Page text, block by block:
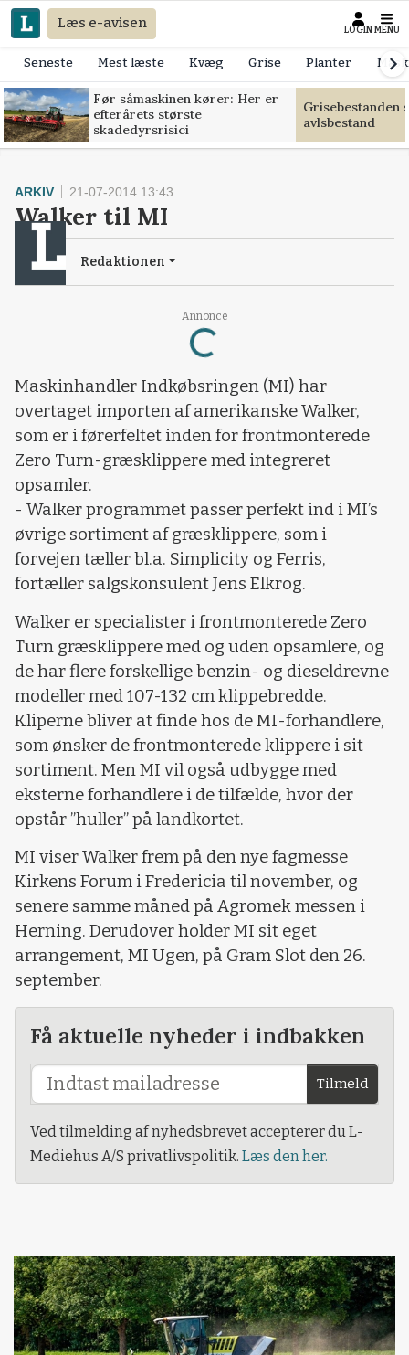
Læs e-avisen LOGIN MENU
Seneste Mest læste Kvæg Grise Planter
Før såmaskinen kører: Her er
efterårets største
skadedyrsrisici
Grisebestanden
avlsbestand
Annonce
Loading...
ARKIV 21-07-2014 13:43
Walker til MI
Redaktionen
Maskinhandler Indkøbsringen (MI) har
overtaget importen af amerikanske Walker,
som er i førerfeltet inden for frontmonterede
Zero Turn-græsklippere med integreret
opsamler.
- Walker programmet passer perfekt ind i MI’s
øvrige sortiment af græsklippere, som i
forvejen tæller bl.a. Simplicity og Ferris,
fortæller salgskonsulent Jens Elkrog.
Walker er specialister i frontmonterede Zero
Turn græsklippere med og uden opsamlere, og
de har flere forskellige benzin- og dieseldrevne
modeller med 107-132 cm klippebredde.
Kliperne bliver at finde hos de MI-forhandlere,
som ønsker de frontmonterede klippere i sit
sortiment. Men MI vil også udbygge med
eksterne forhandlere i de tilfælde, hvor der
opstår ”huller” på landkortet.
MI viser Walker frem på den nye fagmesse
Kirkens Forum i Fredericia til november, og
senere samme måned på Agromek messen i
Herning. Derudover holder MI sit eget
arrangement, MI Ugen, på Gram Slot den 26.
september.
Få aktuelle nyheder i indbakken
Tilmeld
Ved tilmelding af nyhedsbrevet accepterer du L-
Mediehus A/S privatlivspolitik. Læs den her.